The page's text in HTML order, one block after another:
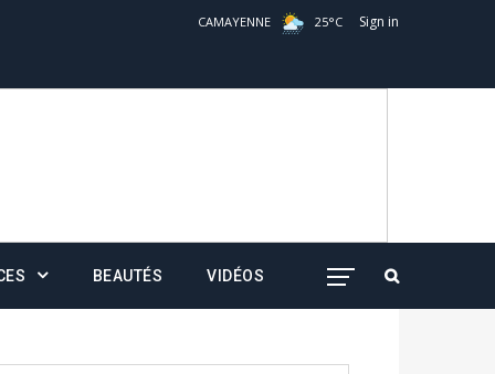
CAMAYENNE 25°C Sign in
BEAUTÉS VIDÉOS